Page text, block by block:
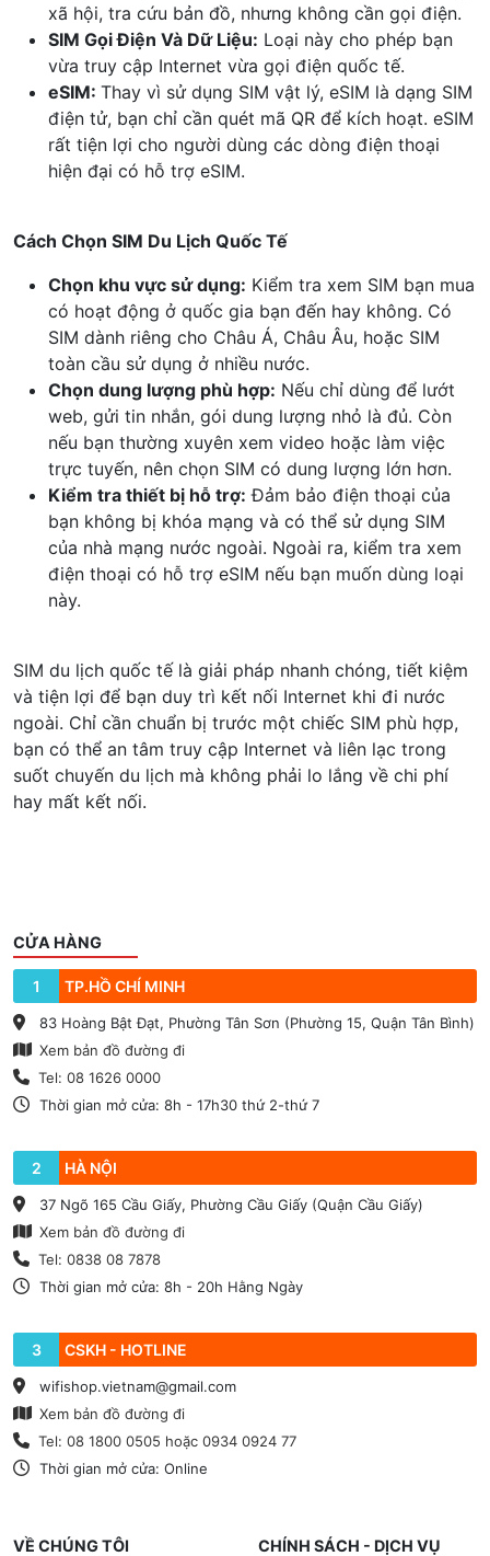
xã hội, tra cứu bản đồ, nhưng không cần gọi điện.
SIM Gọi Điện Và Dữ Liệu: Loại này cho phép bạn
vừa truy cập Internet vừa gọi điện quốc tế.
eSIM: Thay vì sử dụng SIM vật lý, eSIM là dạng SIM
điện tử, bạn chỉ cần quét mã QR để kích hoạt. eSIM
rất tiện lợi cho người dùng các dòng điện thoại
hiện đại có hỗ trợ eSIM.
Cách Chọn SIM Du Lịch Quốc Tế
Chọn khu vực sử dụng: Kiểm tra xem SIM bạn mua
có hoạt động ở quốc gia bạn đến hay không. Có
SIM dành riêng cho Châu Á, Châu Âu, hoặc SIM
toàn cầu sử dụng ở nhiều nước.
Chọn dung lượng phù hợp: Nếu chỉ dùng để lướt
web, gửi tin nhắn, gói dung lượng nhỏ là đủ. Còn
nếu bạn thường xuyên xem video hoặc làm việc
trực tuyến, nên chọn SIM có dung lượng lớn hơn.
Kiểm tra thiết bị hỗ trợ: Đảm bảo điện thoại của
bạn không bị khóa mạng và có thể sử dụng SIM
của nhà mạng nước ngoài. Ngoài ra, kiểm tra xem
điện thoại có hỗ trợ eSIM nếu bạn muốn dùng loại
này.
SIM du lịch quốc tế là giải pháp nhanh chóng, tiết kiệm
và tiện lợi để bạn duy trì kết nối Internet khi đi nước
ngoài. Chỉ cần chuẩn bị trước một chiếc SIM phù hợp,
bạn có thể an tâm truy cập Internet và liên lạc trong
suốt chuyến du lịch mà không phải lo lắng về chi phí
hay mất kết nối.
CỬA HÀNG
1 TP.HỒ CHÍ MINH
83 Hoàng Bật Đạt, Phường Tân Sơn (Phường 15, Quận Tân Bình)
Xem bản đồ đường đi
Tel: 08 1626 0000
Thời gian mở cửa: 8h - 17h30 thứ 2-thứ 7
2 HÀ NỘI
37 Ngõ 165 Cầu Giấy, Phường Cầu Giấy (Quận Cầu Giấy)
Xem bản đồ đường đi
Tel: 0838 08 7878
Thời gian mở cửa: 8h - 20h Hằng Ngày
3 CSKH - HOTLINE
wifishop.vietnam@gmail.com
Xem bản đồ đường đi
Tel: 08 1800 0505 hoặc 0934 0924 77
Thời gian mở cửa: Online
VỀ CHÚNG TÔI CHÍNH SÁCH - DỊCH VỤ